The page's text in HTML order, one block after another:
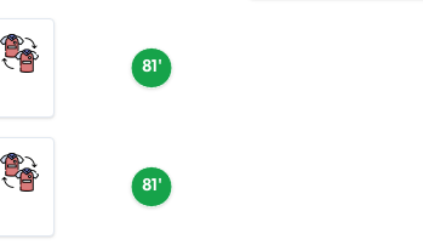
81'
81'